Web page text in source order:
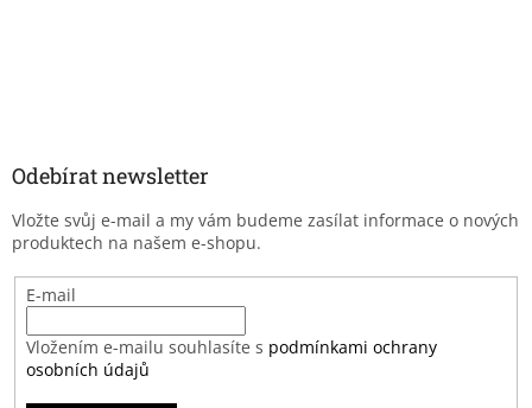
Odebírat newsletter
Vložte svůj e-mail a my vám budeme zasílat informace o nových
produktech na našem e-shopu.
E-mail
Vložením e-mailu souhlasíte s podmínkami ochrany
osobních údajů